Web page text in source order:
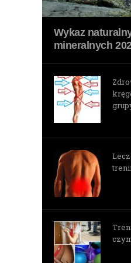
Wykaz
mineralnych